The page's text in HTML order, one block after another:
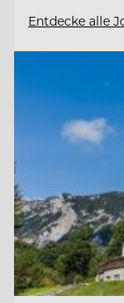
Entdecke alle